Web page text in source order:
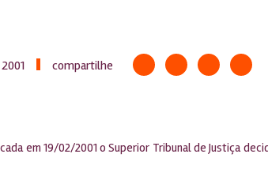
compartilhe
em 19/02/2001 o Superior Tribunal de Justiça